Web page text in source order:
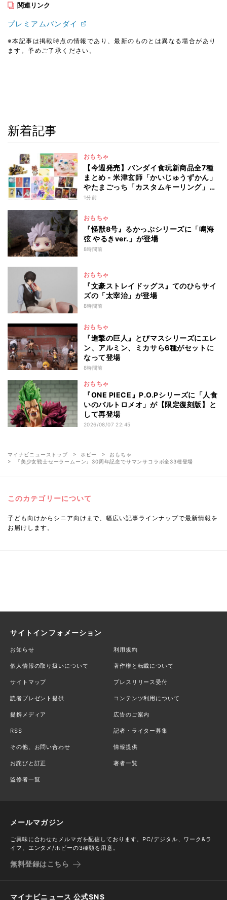
関連リンク
プレミアムバンダイ
※本記事は掲載時点の情報であり、最新のものとは異なる場合があり
ます。予めご了承ください。
新着記事
おもちゃ
【今週発売】バンダイ食玩新商品全7種
まとめ - 米津玄師「かいじゅうずかん」
やたまごっち「カスタムキーリング」新
作が登場(2026年8月10日発売)
1分前
おもちゃ
『怪獣8号』るかっぷシリーズに「鳴海
弦 やるきver.」が登場
8時間前
おもちゃ
『文豪ストレイドッグス』てのひらサイ
ズの「太宰治」が登場
8時間前
おもちゃ
『進撃の巨人』とびマスシリーズにエレ
ン、アルミン、ミカサら6種がセットに
なって登場
8時間前
おもちゃ
『ONE PIECE』P.O.Pシリーズに「人食
いのバルトロメオ」が【限定復刻版】と
して再登場
2026/08/07 22:45
マイナビニューストップ ホビー
おもちゃ
『美少女戦士セーラームーン』30周年記念でサマンサコラボ全33種登場
このカテゴリーについて
子ども向けからシニア向けまで、幅広い記事ラインナップで最新情報を
お届けします。
サイトインフォメーション
お知らせ 利用規約
個人情報の取り扱いについて 著作権と転載について
サイトマップ プレスリリース受付
読者プレゼント提供 コンテンツ利用について
提携メディア 広告のご案内
RSS 記者・ライター募集
その他、お問い合わせ 情報提供
お詫びと訂正 著者一覧
監修者一覧
メールマガジン
ご興味に合わせたメルマガを配信しております。PC/デジタル、ワーク&ラ
イフ、エンタメ/ホビーの3種類を用意。
無料登録はこちら
マイナビニュース 公式SNS